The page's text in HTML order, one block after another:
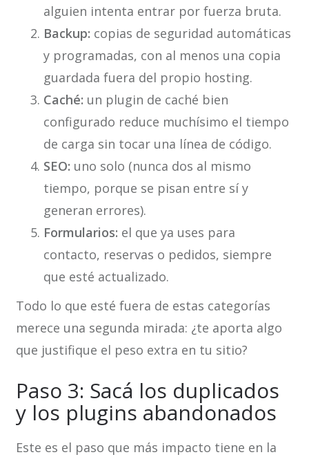
alguien intenta entrar por fuerza bruta.
Backup: copias de seguridad automáticas
y programadas, con al menos una copia
guardada fuera del propio hosting.
Caché: un plugin de caché bien
configurado reduce muchísimo el tiempo
de carga sin tocar una línea de código.
SEO: uno solo (nunca dos al mismo
tiempo, porque se pisan entre sí y
generan errores).
Formularios: el que ya uses para
contacto, reservas o pedidos, siempre
que esté actualizado.
Todo lo que esté fuera de estas categorías
merece una segunda mirada: ¿te aporta algo
que justifique el peso extra en tu sitio?
Paso 3: Sacá los duplicados
y los plugins abandonados
Este es el paso que más impacto tiene en la